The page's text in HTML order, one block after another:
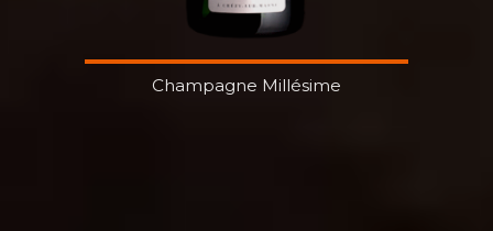
Champagne Millésime